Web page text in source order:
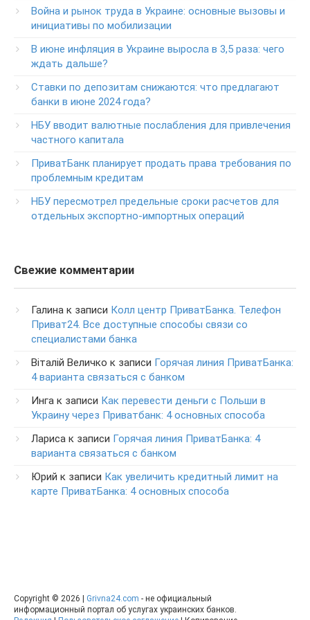
Круглосуточный телефон поддержки VIP­-клиентов
ПриватБанка
+38-056-716-12-12
+38-073-900-00-02
Круглосуточный телефон поддержки владельцев карт
класса GOLD
0-800-504-707
Круглосуточный телефон поддержки обслуживания
0-800-500-030
0-800-500-804
Война и рынок труда в Украине: основные вызовы и
инициативы по мобилизации
В июне инфляция в Украине выросла в 3,5 раза: чего
ждать дальше?
Ставки по депозитам снижаются: что предлагают
банки в июне 2024 года?
НБУ вводит валютные послабления для привлечения
частного капитала
ПриватБанк планирует продать права требования по
проблемным кредитам
НБУ пересмотрел предельные сроки расчетов для
отдельных экспортно-импортных операций
Свежие комментарии
Галина к записи Колл центр ПриватБанка. Телефон
Приват24. Все доступные способы связи со
специалистами банка
Віталій Величко к записи Горячая линия ПриватБанка:
4 варианта связаться с банком
Инга к записи Как перевести деньги с Польши в
Украину через Приватбанк: 4 основных способа
Лариса к записи Горячая линия ПриватБанка: 4
варианта связаться с банком
Юрий к записи Как увеличить кредитный лимит на
карте ПриватБанка: 4 основных способа
Copyright © 2026 | Grivna24.com - не официальный
информационный портал об услугах украинских банков.